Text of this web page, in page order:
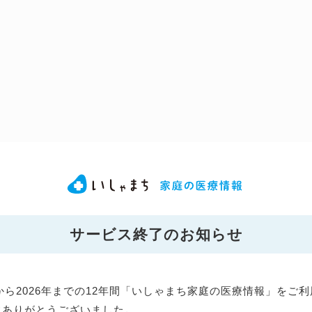
サービス終了のお知らせ
ら2026年までの12年間「いしゃまち家庭の医療情報」をご
りがとうございました。